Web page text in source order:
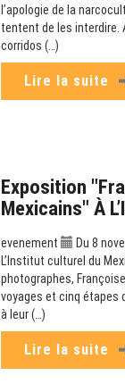
l’apologie de la
tentent de les interdire.
corridos (…)
Lire la suite
Exposition
Mexicains" À
evenement
Du 8
L’Institut culturel du
photographes,
voyages et cinq étapes
à leur (…)
Lire la suite